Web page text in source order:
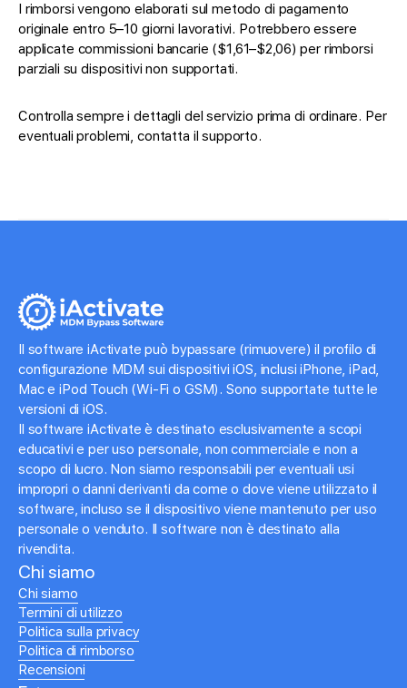
I rimborsi vengono elaborati sul metodo di pagamento
originale entro 5–10 giorni lavorativi. Potrebbero essere
applicate commissioni bancarie ($1,61–$2,06) per rimborsi
parziali su dispositivi non supportati.
Controlla sempre i dettagli del servizio prima di ordinare. Per
eventuali problemi, contatta il supporto.
Il software iActivate può bypassare (rimuovere) il profilo di
configurazione MDM sui dispositivi iOS, inclusi iPhone, iPad,
Mac e iPod Touch (Wi-Fi o GSM). Sono supportate tutte le
versioni di iOS.
Il software iActivate è destinato esclusivamente a scopi
educativi e per uso personale, non commerciale e non a
scopo di lucro. Non siamo responsabili per eventuali usi
impropri o danni derivanti da come o dove viene utilizzato il
software, incluso se il dispositivo viene mantenuto per uso
personale o venduto. Il software non è destinato alla
rivendita.
Chi siamo
Chi siamo
Termini di utilizzo
Politica sulla privacy
Politica di rimborso
Recensioni